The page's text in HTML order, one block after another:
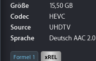
Größe
15,50 GB
Codec
HEVC
Source
UHDTV
Sprache
Deutsch AAC 2.0
Formel 1 xREL